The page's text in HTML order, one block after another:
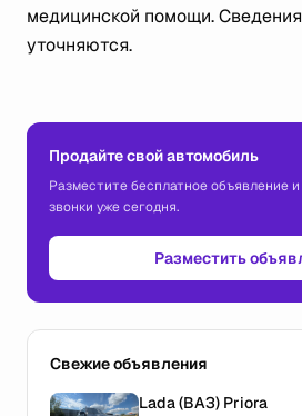
медицинской помощи.
уточняются.
Продайте свой автомобиль
Разместите бесплатное объявление
звонки уже сегодня.
Разместить
Свежие объявления
Lada (ВАЗ) Priora